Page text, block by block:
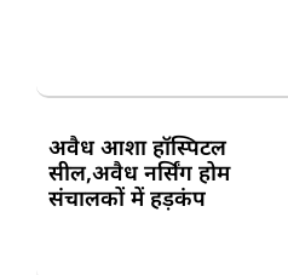
अवैध आशा हॉस्पिटल
सील,अवैध नर्सिंग होम
संचालकों में हड़कंप